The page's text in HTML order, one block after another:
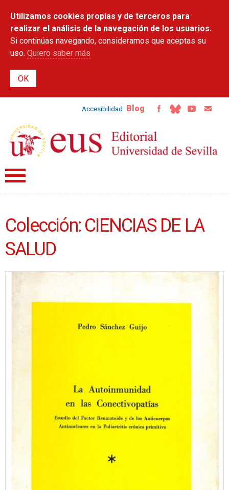
contenido
principal
Utilizamos cookies propias y de terceros para
realizar el análisis de la navegación de los usuarios.
Si continúas navegando, consideramos que aceptas su
uso. Quiero saber más
Accesibilidad Blog
Colección: CIENCIAS DE LA
SALUD